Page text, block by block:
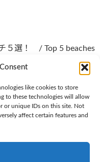
like cookies to store
to these technologies will allow
or unique IDs on this site. Not
affect certain features and
５選！ / Top 5 beaches
！ハウステンボスのホ
が味わえる最上級ホテ